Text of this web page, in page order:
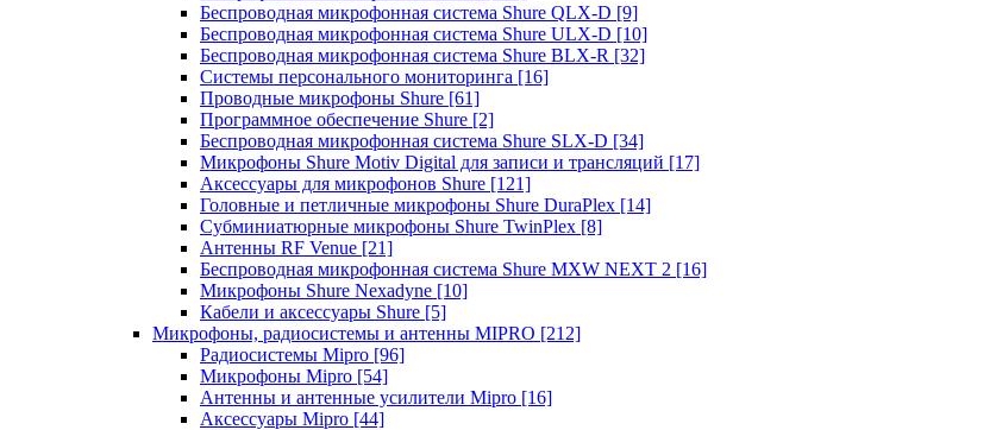
Беспроводная микрофонная система Shure QLX-D [9]
Беспроводная микрофонная система Shure ULX-D [10]
Беспроводная микрофонная система Shure BLX-R [32]
Системы персонального мониторинга [16]
Проводные микрофоны Shure [61]
Программное обеспечение Shure [2]
Беспроводная микрофонная система Shure SLX-D [34]
Микрофоны Shure Motiv Digital для записи и трансляций [17]
Аксессуары для микрофонов Shure [121]
Головные и петличные микрофоны Shure DuraPlex [14]
Субминиатюрные микрофоны Shure TwinPlex [8]
Антенны RF Venue [21]
Беспроводная микрофонная система Shure MXW NEXT 2 [16]
Микрофоны Shure Nexadyne [10]
Кабели и аксессуары Shure [5]
Микрофоны, радиосистемы и антенны MIPRO [212]
Радиосистемы Mipro [96]
Микрофоны Mipro [54]
Антенны и антенные усилители Mipro [16]
Аксессуары Mipro [44]